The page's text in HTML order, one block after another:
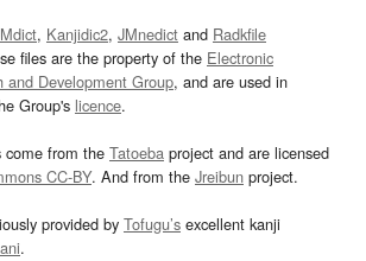
, Kanjidic2, JMnedict and Radkfile
files are the property of the Electronic
and Development Group, and are used in
Group's licence.
come from the Tatoeba project and are licensed
CC-BY. And from the Jreibun project.
provided by Tofugu’s excellent kanji
.